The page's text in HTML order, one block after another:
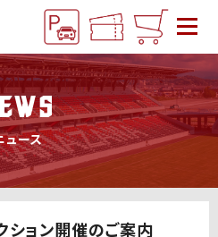
ュース
ション開催のご案内